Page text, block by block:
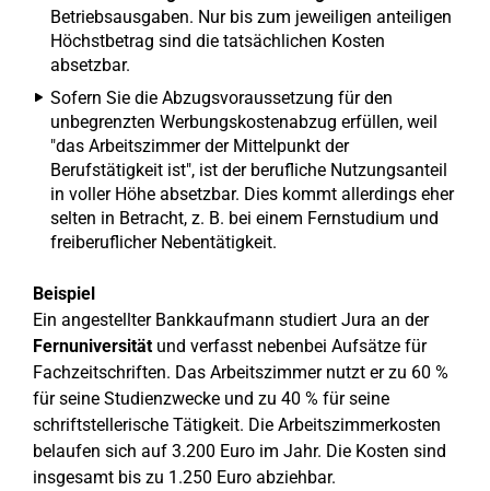
Betriebsausgaben. Nur bis zum jeweiligen anteiligen
Höchstbetrag sind die tatsächlichen Kosten
absetzbar.
Sofern Sie die Abzugsvoraussetzung für den
unbegrenzten Werbungskostenabzug erfüllen, weil
"das Arbeitszimmer der Mittelpunkt der
Berufstätigkeit ist", ist der berufliche Nutzungsanteil
in voller Höhe absetzbar. Dies kommt allerdings eher
selten in Betracht, z. B. bei einem Fernstudium und
freiberuflicher Nebentätigkeit.
Beispiel
Ein angestellter Bankkaufmann studiert Jura an der
Fernuniversitätund verfasst nebenbei Aufsätze für
Fachzeitschriften. Das Arbeitszimmer nutzt er zu 60 %
für seine Studienzwecke und zu 40 % für seine
schriftstellerische Tätigkeit. Die Arbeitszimmerkosten
belaufen sich auf 3.200 Euro im Jahr. Die Kosten sind
insgesamt bis zu 1.250 Euro abziehbar.